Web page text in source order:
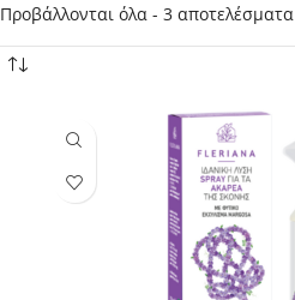
Προβάλλονται όλα - 3 αποτελέσματα